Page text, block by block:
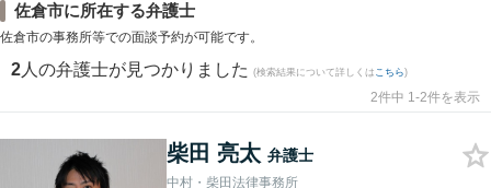
佐倉市に所在する弁護士
佐倉市の事務所等での面談予約が可能です。
2 人の弁護士が見つかりました (検索結果について詳しくは こちら)
2件中 1-2件を表示
柴田 亮太 弁護士
中村・柴田法律事務所